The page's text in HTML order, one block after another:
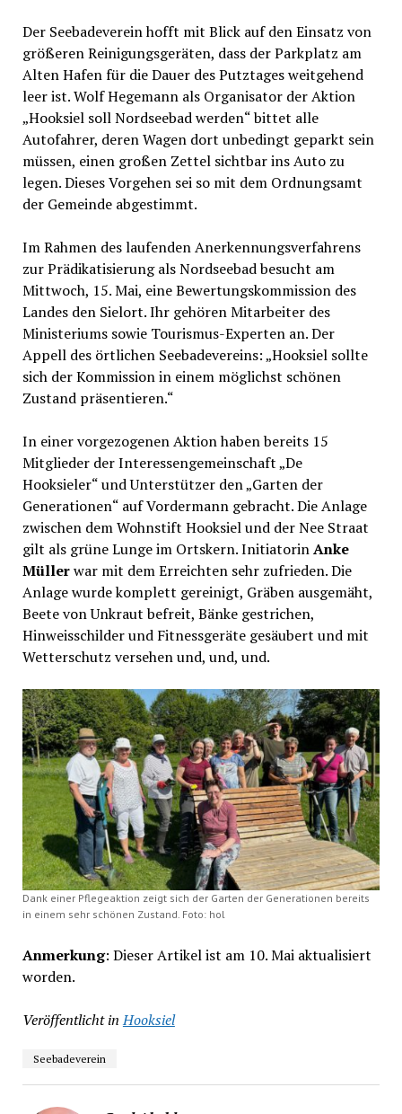
Der Seebadeverein hofft mit Blick auf den Einsatz von
größeren Reinigungsgeräten, dass der Parkplatz am
Alten Hafen für die Dauer des Putztages weitgehend
leer ist. Wolf Hegemann als Organisator der Aktion
„Hooksiel soll Nordseebad werden“ bittet alle
Autofahrer, deren Wagen dort unbedingt geparkt sein
müssen, einen großen Zettel sichtbar ins Auto zu
legen. Dieses Vorgehen sei so mit dem Ordnungsamt
der Gemeinde abgestimmt.
Im Rahmen des laufenden Anerkennungsverfahrens
zur Prädikatisierung als Nordseebad besucht am
Mittwoch, 15. Mai, eine Bewertungskommission des
Landes den Sielort. Ihr gehören Mitarbeiter des
Ministeriums sowie Tourismus-Experten an. Der
Appell des örtlichen Seebadevereins: „Hooksiel sollte
sich der Kommission in einem möglichst schönen
Zustand präsentieren.“
In einer vorgezogenen Aktion haben bereits 15
Mitglieder der Interessengemeinschaft „De
Hooksieler“ und Unterstützer den „Garten der
Generationen“ auf Vordermann gebracht. Die Anlage
zwischen dem Wohnstift Hooksiel und der Nee Straat
gilt als grüne Lunge im Ortskern. InitiatorinAnke
Müllerwar mit dem Erreichten sehr zufrieden. Die
Anlage wurde komplett gereinigt, Gräben ausgemäht,
Beete von Unkraut befreit, Bänke gestrichen,
Hinweisschilder und Fitnessgeräte gesäubert und mit
Wetterschutz versehen und, und, und.
Dank einer Pflegeaktion zeigt sich der Garten der Generationen bereits
in einem sehr schönen Zustand. Foto: hol
Anmerkung: Dieser Artikel ist am 10. Mai aktualisiert
worden.
Veröffentlicht in Hooksiel
Seebadeverein